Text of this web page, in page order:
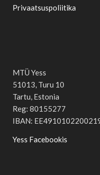
Privaatsuspoliitika
MTÜ Yess
51013, Turu 10
Tartu, Estonia
Reg: 80155277
IBAN:
Yess Facebookis